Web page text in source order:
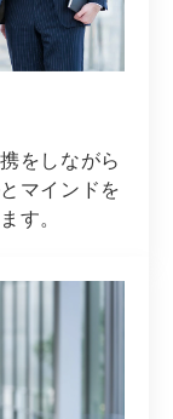
をしながら
マインドを
す。